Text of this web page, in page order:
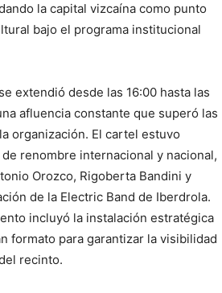
la capital vizcaína como punto
bajo el programa institucional
extendió desde las 16:00 hasta las
afluencia constante que superó las
organización. El cartel estuvo
renombre internacional y nacional,
Orozco, Rigoberta Bandini y
de la Electric Band de Iberdrola.
incluyó la instalación estratégica
formato para garantizar la visibilidad
recinto.